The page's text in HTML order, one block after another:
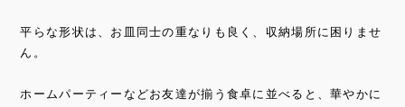
平らな形状は、お皿同士の重なりも良く、収納場所に困りませ
ん。
ホームパーティーなどお友達が揃う食卓に並べると、華やかに